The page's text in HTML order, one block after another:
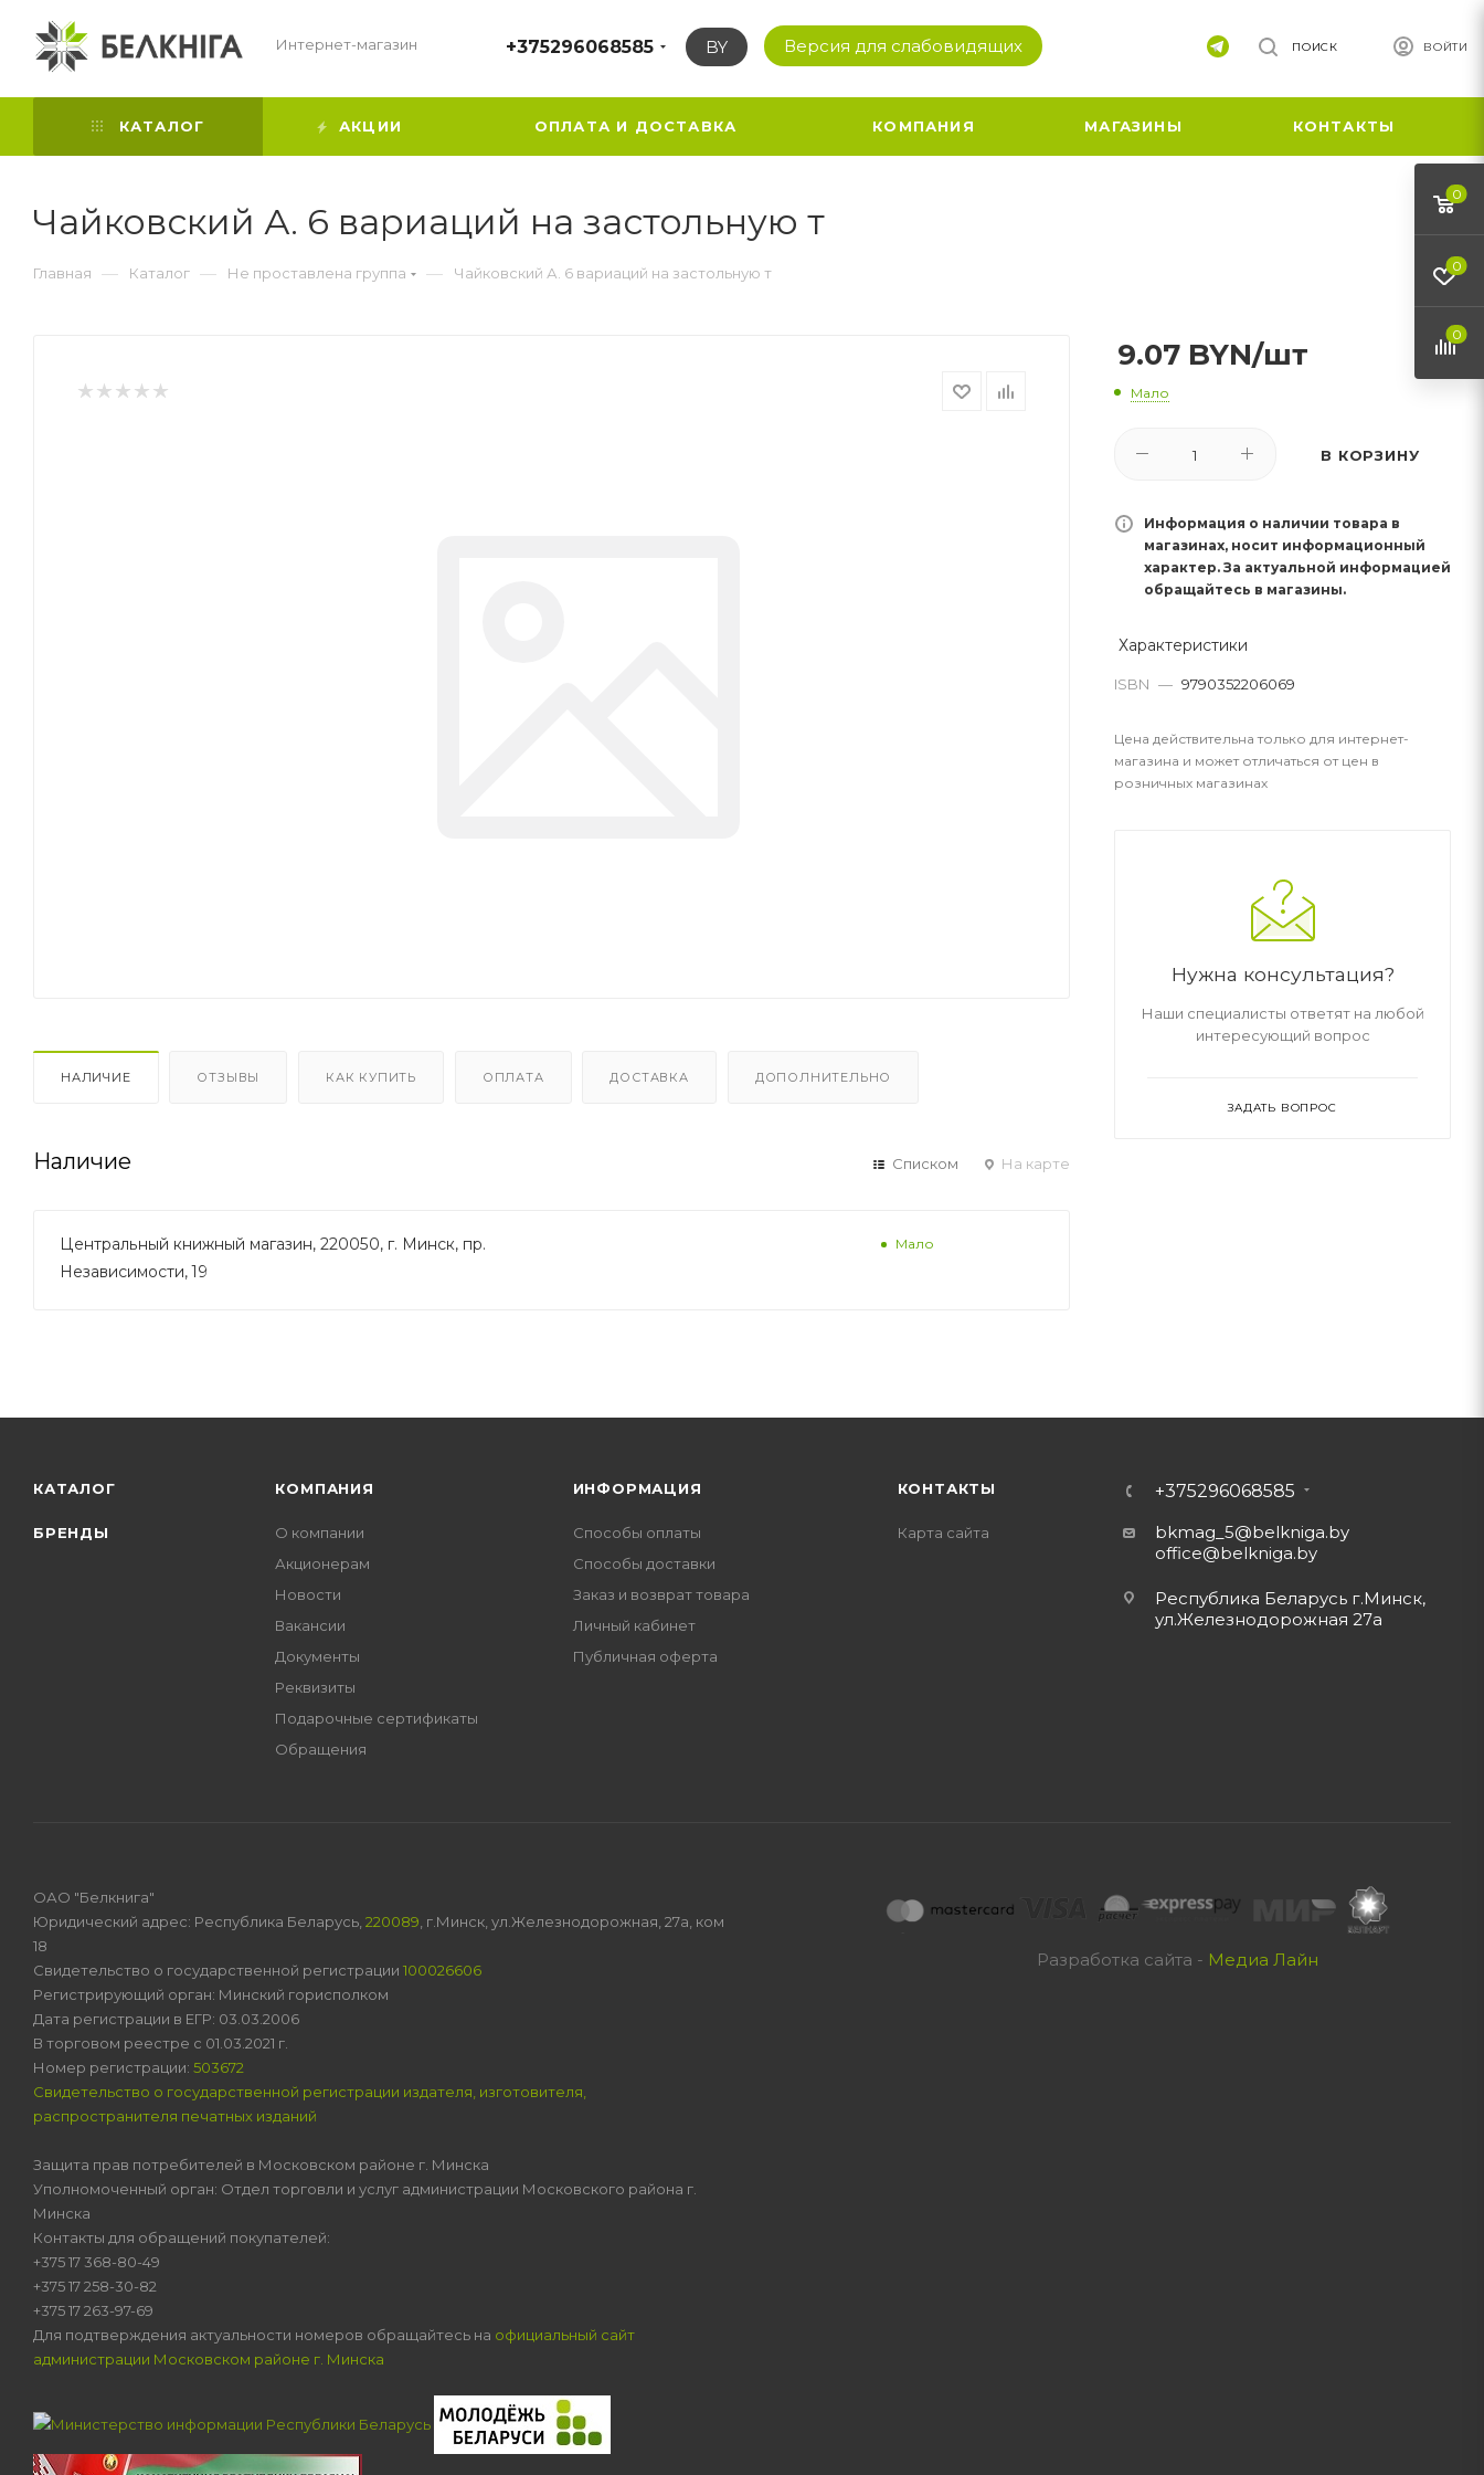
Интернет-магазин +375296068585 BY Версия для слабовидящих ВОЙТИ
ПОИСК
КАТАЛОГ АКЦИИ ОПЛАТА И ДОСТАВКА КОМПАНИЯ МАГАЗИНЫ КОНТАКТЫ
Чайковский А. 6 вариаций на застольную т
Главная — Каталог — Не проставлена группа — Чайковский А. 6 вариаций на застольную т
НАЛИЧИЕ ОТЗЫВЫ КАК КУПИТЬ ОПЛАТА ДОСТАВКА ДОПОЛНИТЕЛЬНО
Наличие Списком На карте
Центральный книжный магазин, 220050, г. Минск, пр.
Независимости, 19
Мало
9.07 BYN/шт
Мало
В КОРЗИНУ
Информация о наличии товара в
магазинах, носит информационный
характер. За актуальной информацией
обращайтесь в магазины.
Характеристики
ISBN — 9790352206069
Цена действительна только для интернет-
магазина и может отличаться от цен в
розничных магазинах
Нужна консультация?
Наши специалисты ответят на любой
интересующий вопрос
ЗАДАТЬ ВОПРОС
КАТАЛОГ
БРЕНДЫ
КОМПАНИЯ
О компании
Акционерам
Новости
Вакансии
Документы
Реквизиты
Подарочные сертификаты
Обращения
ИНФОРМАЦИЯ
Способы оплаты
Способы доставки
Заказ и возврат товара
Личный кабинет
Публичная оферта
КОНТАКТЫ
Карта сайта
+375296068585
bkmag_5@belkniga.by
office@belkniga.by
Республика Беларусь г.Минск,
ул.Железнодорожная 27а
Разработка сайта - Медиа Лайн
ОАО "Белкнига"
Юридический адрес: Республика Беларусь, 220089 , г.Минск, ул.Железнодорожная, 27а, ком
18
Свидетельство о государственной регистрации 100026606
Регистрирующий орган: Минский горисполком
Дата регистрации в ЕГР: 03.03.2006
В торговом реестре с 01.03.2021 г.
Номер регистрации: 503672
Свидетельство о государственной регистрации издателя, изготовителя,
распространителя печатных изданий
Защита прав потребителей в Московском районе г. Минска
Уполномоченный орган: Отдел торговли и услуг администрации Московского района г.
Минска
Контакты для обращений покупателей:
+375 17 368-80-49
+375 17 258-30-82
+375 17 263-97-69
Для подтверждения актуальности номеров обращайтесь на официальный сайт
администрации Московском районе г. Минска
0
0
0